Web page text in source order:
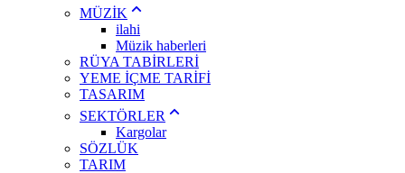
MÜZİK
ilahi
Müzik haberleri
RÜYA TABİRLERİ
YEME İÇME TARİFİ
TASARIM
SEKTÖRLER
Kargolar
SÖZLÜK
TARIM